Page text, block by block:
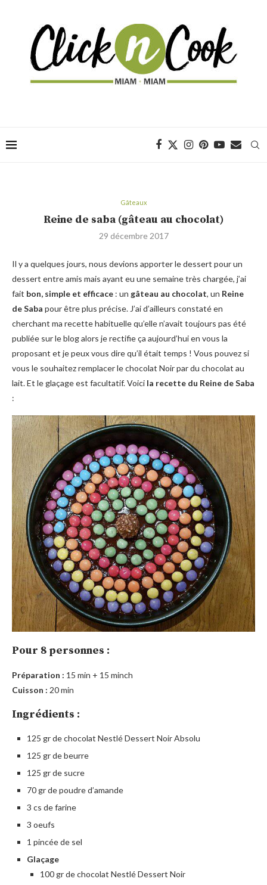
Gâteaux
Reine de saba (gâteau au chocolat)
29 décembre 2017
Il y a quelques jours, nous devions apporter le dessert pour un
dessert entre amis mais ayant eu une semaine très chargée, j’ai
fait bon, simple et efficace : un gâteau au chocolat, un Reine
de Saba pour être plus précise. J’ai d’ailleurs constaté en
cherchant ma recette habituelle qu’elle n’avait toujours pas été
publiée sur le blog alors je rectifie ça aujourd’hui en vous la
proposant et je peux vous dire qu’il était temps ! Vous pouvez si
vous le souhaitez remplacer le chocolat Noir par du chocolat au
lait. Et le glaçage est facultatif. Voici la recette du Reine de Saba
:
Pour 8 personnes :
Préparation : 15 min + 15 minch
Cuisson : 20 min
Ingrédients :
125 gr de chocolat Nestlé Dessert Noir Absolu
125 gr de beurre
125 gr de sucre
70 gr de poudre d’amande
3 cs de farine
3 oeufs
1 pincée de sel
Glaçage
100 gr de chocolat Nestlé Dessert Noir